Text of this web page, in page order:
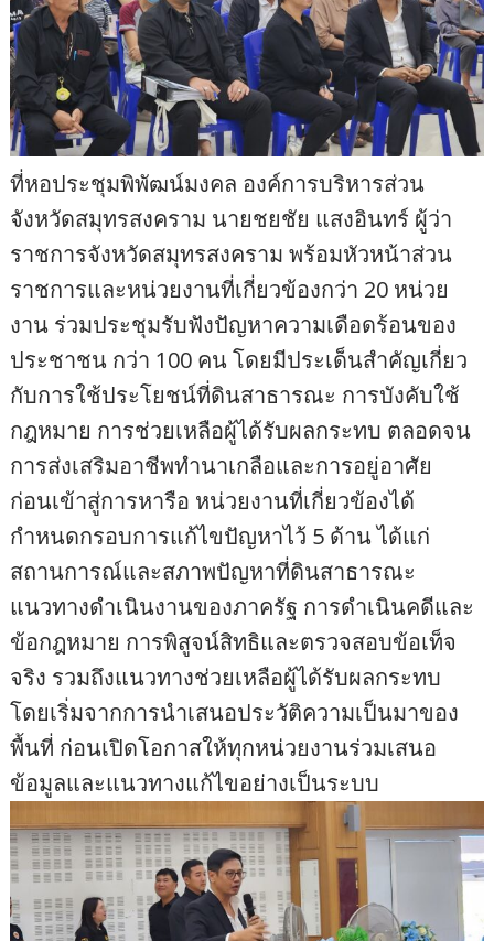
ที่หอประชุมพิพัฒน์มงคล องค์การบริหารส่วน
จังหวัดสมุทรสงคราม นายชยชัย แสงอินทร์ ผู้ว่า
ราชการจังหวัดสมุทรสงคราม พร้อมหัวหน้าส่วน
ราชการและหน่วยงานที่เกี่ยวข้องกว่า 20 หน่วย
งาน ร่วมประชุมรับฟังปัญหาความเดือดร้อนของ
ประชาชน กว่า 100 คน โดยมีประเด็นสำคัญเกี่ยว
กับการใช้ประโยชน์ที่ดินสาธารณะ การบังคับใช้
กฎหมาย การช่วยเหลือผู้ได้รับผลกระทบ ตลอดจน
การส่งเสริมอาชีพทำนาเกลือและการอยู่อาศัย
ก่อนเข้าสู่การหารือ หน่วยงานที่เกี่ยวข้องได้
กำหนดกรอบการแก้ไขปัญหาไว้ 5 ด้าน ได้แก่
สถานการณ์และสภาพปัญหาที่ดินสาธารณะ
แนวทางดำเนินงานของภาครัฐ การดำเนินคดีและ
ข้อกฎหมาย การพิสูจน์สิทธิและตรวจสอบข้อเท็จ
จริง รวมถึงแนวทางช่วยเหลือผู้ได้รับผลกระทบ
โดยเริ่มจากการนำเสนอประวัติความเป็นมาของ
พื้นที่ ก่อนเปิดโอกาสให้ทุกหน่วยงานร่วมเสนอ
ข้อมูลและแนวทางแก้ไขอย่างเป็นระบบ